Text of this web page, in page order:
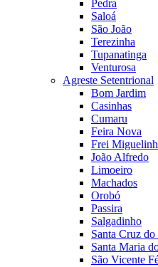
Pedra
Saloá
São João
Terezinha
Tupanatinga
Venturosa
Agreste Setentrional
Bom Jardim
Casinhas
Cumaru
Feira Nova
Frei
João Alfredo
Limoeiro
Machados
Orobó
Passira
Salgadinho
Santa Cruz
Santa Maria
São Vicente